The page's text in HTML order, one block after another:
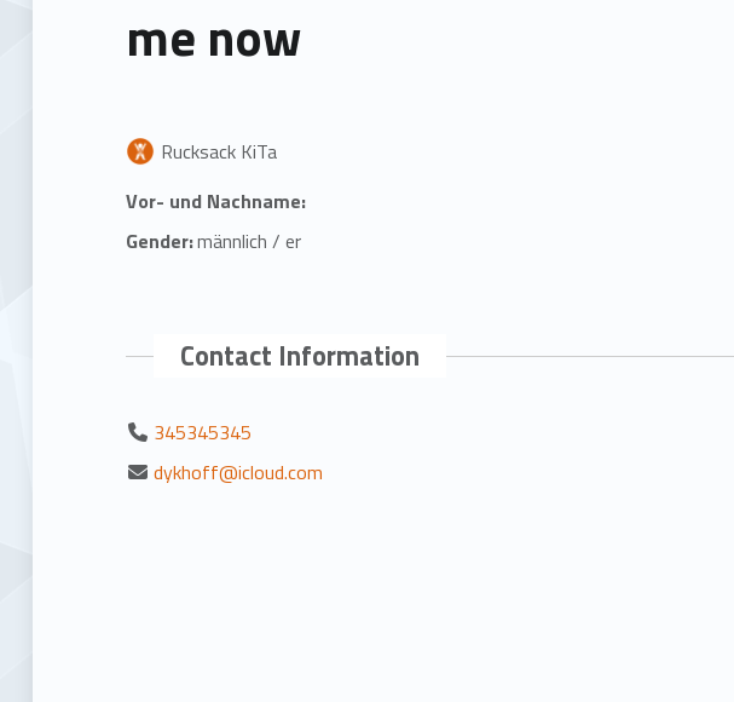
me now
Rucksack KiTa
Vor- und Nachname:
Gender:männlich / er
Contact Information
345345345
dykhoff@icloud.com